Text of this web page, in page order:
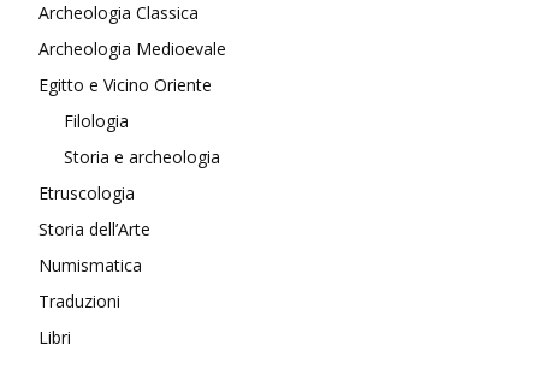
Archeologia Classica
Archeologia Medioevale
Egitto e Vicino Oriente
Filologia
Storia e archeologia
Etruscologia
Storia dell’Arte
Numismatica
Traduzioni
Libri